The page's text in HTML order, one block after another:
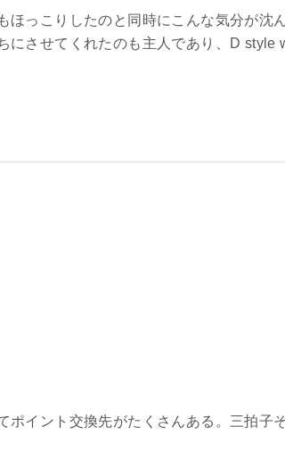
ほっこりしたのと同時にこんな気分が沈
にさせてくれたのも主人であり、D style
イント交換先がたくさんある。三拍子